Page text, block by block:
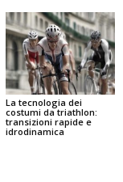
La tecnologia dei
costumi da triathlon:
transizioni rapide e
idrodinamica